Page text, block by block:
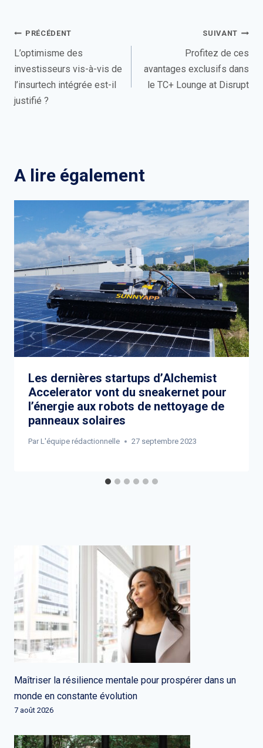
Navigation
de
l’article
PRÉCÉDENT
L’optimisme des
investisseurs vis-à-vis de
l’insurtech intégrée est-il
justifié ?
SUIVANT
Profitez de ces
avantages exclusifs dans
le TC+ Lounge at Disrupt
A lire également
Les dernières startups d’Alchemist
Accelerator vont du sneakernet pour
l’énergie aux robots de nettoyage de
panneaux solaires
Par L'équipe rédactionnelle 27 septembre 2023
Maîtriser la résilience mentale pour prospérer dans un
monde en constante évolution
7 août 2026